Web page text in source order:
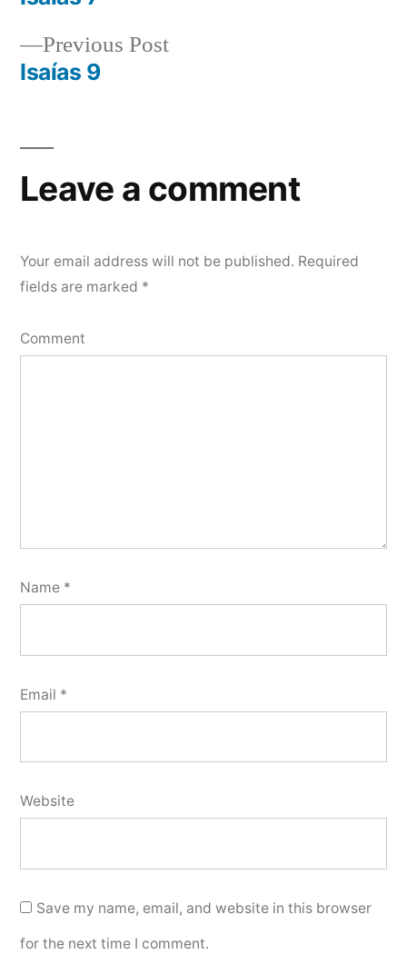
Post
navigation
Previous PostPrevious
Isaías 9
Leave a comment
Your email address will not be published. Required
fields are marked *
Comment
Name *
Email *
Website
Save my name, email, and website in this browser
for the next time I comment.